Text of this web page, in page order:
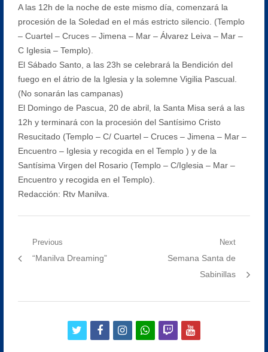
A las 12h de la noche de este mismo día, comenzará la
procesión de la Soledad en el más estricto silencio. (Templo
– Cuartel – Cruces – Jimena – Mar – Álvarez Leiva – Mar –
C Iglesia – Templo).
El Sábado Santo, a las 23h se celebrará la Bendición del
fuego en el átrio de la Iglesia y la solemne Vigilia Pascual.
(No sonarán las campanas)
El Domingo de Pascua, 20 de abril, la Santa Misa será a las
12h y terminará con la procesión del Santísimo Cristo
Resucitado (Templo – C/ Cuartel – Cruces – Jimena – Mar –
Encuentro – Iglesia y recogida en el Templo ) y de la
Santísima Virgen del Rosario (Templo – C/Iglesia – Mar –
Encuentro y recogida en el Templo).
Redacción: Rtv Manilva.
Navegación
de
Previous
Previous
“Manilva Dreaming”
Next
Next
Semana Santa de
Sabinillas
twitterfacebookinstagramwhatsapp
twitchyoutube